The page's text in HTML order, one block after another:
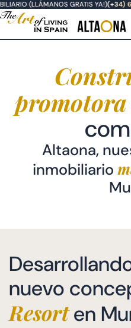
(LLÁMANOS GRATIS YA!)(+34)
promotora
Altaona,
inmobiliario
nuevo
Resorten